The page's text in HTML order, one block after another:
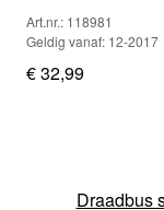
Art.nr.: 118981
Geldig vanaf: 12-2017
€ 32,99
Draadbus